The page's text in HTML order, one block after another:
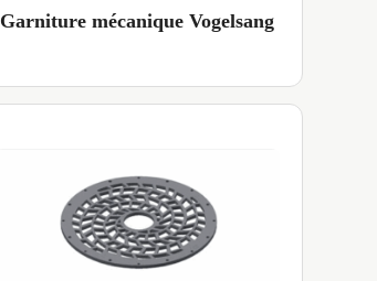
Garniture mécanique Vogelsang